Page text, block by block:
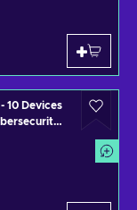
10 Devices